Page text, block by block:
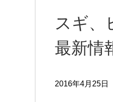
スギ、
最新情
2016年4月25日